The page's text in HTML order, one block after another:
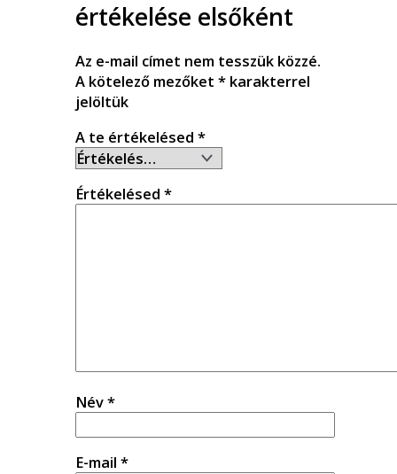
értékelése elsőként
Az e-mail címet nem tesszük közzé.
A kötelező mezőket *karakterrel
jelöltük
A te értékelésed *
Értékelésed *
Név*
E-mail *